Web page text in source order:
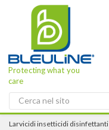
Protecting what you
care
Larvicidi insetticidi disinfettanti